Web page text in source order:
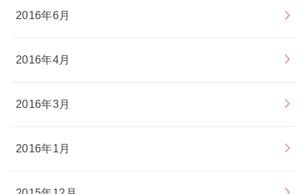
2016年6月
2016年4月
2016年3月
2016年1月